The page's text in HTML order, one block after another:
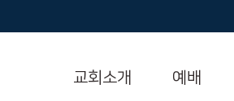
교회소개 예배